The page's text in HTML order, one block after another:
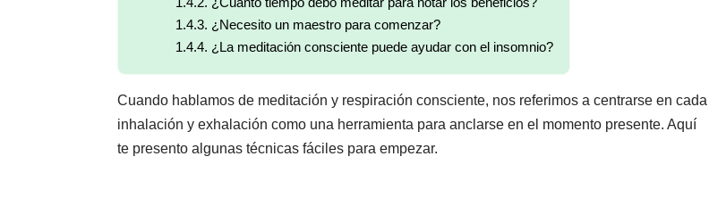
1.4.3. ¿Necesito un maestro para comenzar?
1.4.4. ¿La meditación consciente puede ayudar con el insomnio?
Cuando hablamos de meditación y respiración consciente, nos referimos a centrarse en cada
inhalación y exhalación como una herramienta para anclarse en el momento presente. Aquí
te presento algunas técnicas fáciles para empezar.